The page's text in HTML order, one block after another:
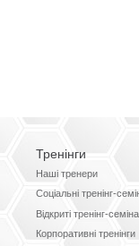
Тренінги
Наші тренери
Соціальні тренінг-
Відкриті тренінг-
Корпоративні тренінги